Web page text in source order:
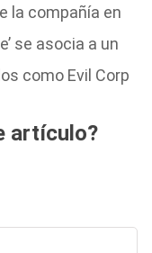
la compañía en
se asocia a un
como Evil Corp
artículo?